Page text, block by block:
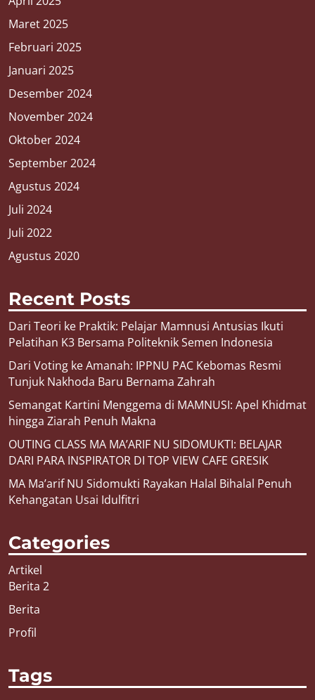
Maret 2025
Februari 2025
Januari 2025
Desember 2024
November 2024
Oktober 2024
September 2024
Agustus 2024
Juli 2024
Juli 2022
Agustus 2020
Recent Posts
Dari Teori ke Praktik: Pelajar Mamnusi Antusias Ikuti
Pelatihan K3 Bersama Politeknik Semen Indonesia
Dari Voting ke Amanah: IPPNU PAC Kebomas Resmi
Tunjuk Nakhoda Baru Bernama Zahrah
Semangat Kartini Menggema di MAMNUSI: Apel Khidmat
hingga Ziarah Penuh Makna
OUTING CLASS MA MA’ARIF NU SIDOMUKTI: BELAJAR
DARI PARA INSPIRATOR DI TOP VIEW CAFE GRESIK
MA Ma’arif NU Sidomukti Rayakan Halal Bihalal Penuh
Kehangatan Usai Idulfitri
Categories
Artikel
Berita 2
Berita
Profil
Tags